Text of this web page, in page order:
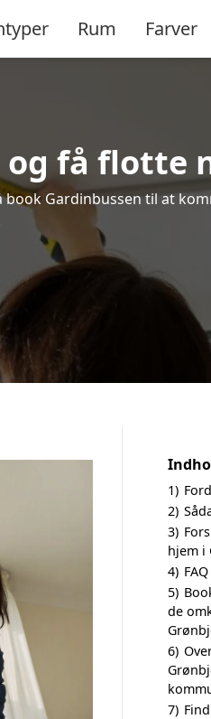
Rum Farver
og få flotte
Gardinbussen til at
1)
2)
3)
hjem i
4)
5)
de
6)
7)